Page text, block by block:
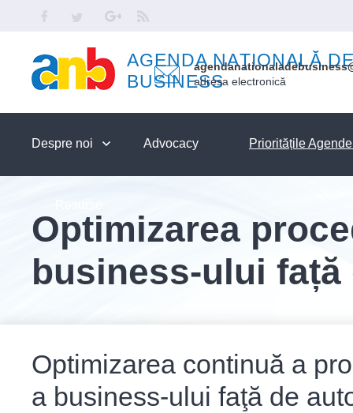
Facebook
Twitter Google
AGENDA NAȚIONALĂ
BUSINESSadresa electronică
Despre noi Advocacy Prioritățile
Optimizarea
business-ului
Optimizarea continuă a
a business-ului faţă de